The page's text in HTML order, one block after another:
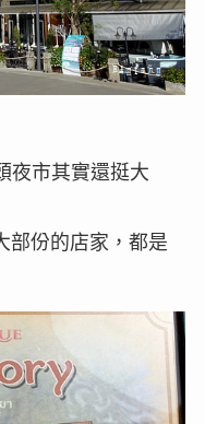
夜市其實還挺大
部份的店家，都是